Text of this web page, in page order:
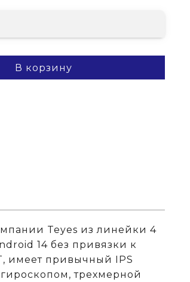
В корзину
Teyes из линейки 4
14 без привязки к
имеет привычный IPS
трехмерной